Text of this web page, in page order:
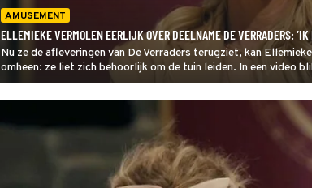
AMUSEMENT
ELLEMIEKE VERMOLEN EERLIJK OVER DEELNAME DE VERRADERS: ‘IK
Nu ze de afleveringen van De Verraders terugziet, kan
omheen: ze liet zich behoorlijk om de tuin leiden. In een video
terug.